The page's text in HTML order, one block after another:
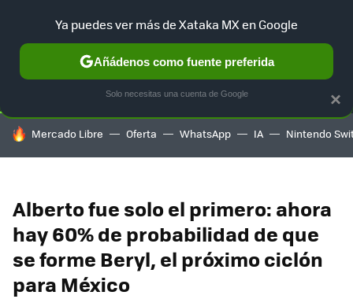
SELECCIÓN GAMING HOME AUTO TERRITORIO
HOY SE HABLA DE
Mercado Libre Oferta WhatsApp IA Nintendo
Alberto fue solo el primero: ahora
hay 60% de probabilidad de que
se forme Beryl, el próximo ciclón
para México
×
Ya puedes ver más de Xataka MX en Google
Añádenos como fuente preferida
Solo necesitas una cuenta de Google